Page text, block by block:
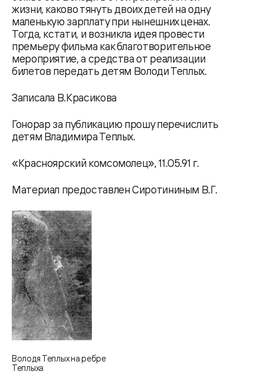
жизни, каково тянуть двоих детей на одну
маленькую зарплату при нынешних ценах.
Тогда, кстати, и возникла идея провести
премьеру фильма как благотворительное
мероприятие, а средства от реализации
билетов передать детям Володи Теплых.
Записала В.Красикова
Гонорар за публикацию прошу перечислить
детям Владимира Теплых.
«Красноярский комсомолец», 11.05.91 г.
Материал предоставлен Сиротининым В.Г.
Володя Теплых на ребре
Теплыха